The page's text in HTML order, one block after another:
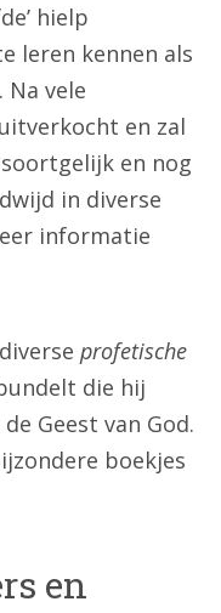
hielp
leren kennen als
vele
en zal
en nog
in diverse
informatie
profetische
die hij
Geest van God.
boekjes
en